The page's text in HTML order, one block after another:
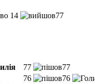
14 77
77
77
76
76